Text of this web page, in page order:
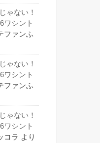
ゃない！
ワシント
ファンふ
ゃない！
ワシント
ファンふ
ゃない！
ワシント
コラ より